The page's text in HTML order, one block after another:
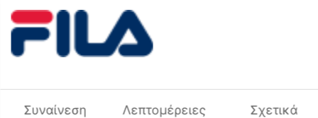
Προσθήκη στη Λίστα Αγαπημένων
Περιγραφή Χρώματος
Φύλο
Χαρακτηριστικά
Συναίνεση Λεπτομέρειες Σχετικά